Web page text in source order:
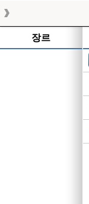
장르
작성된 기사가 없습니다.